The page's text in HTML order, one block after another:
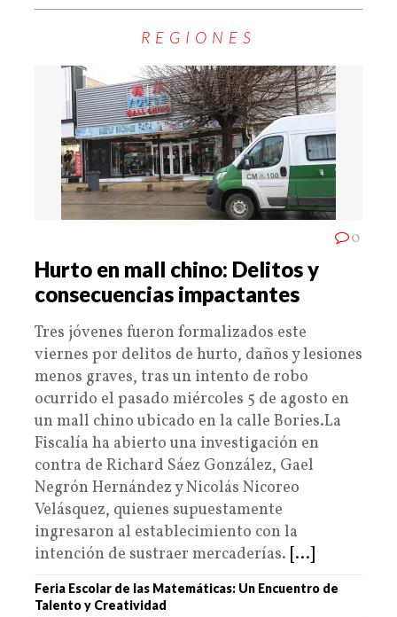
REGIONES
0
Hurto en mall chino: Delitos y
consecuencias impactantes
Tres jóvenes fueron formalizados este
viernes por delitos de hurto, daños y lesiones
menos graves, tras un intento de robo
ocurrido el pasado miércoles 5 de agosto en
un mall chino ubicado en la calle Bories.La
Fiscalía ha abierto una investigación en
contra de Richard Sáez González, Gael
Negrón Hernández y Nicolás Nicoreo
Velásquez, quienes supuestamente
ingresaron al establecimiento con la
intención de sustraer mercaderías. [...]
Feria Escolar de las Matemáticas: Un Encuentro de
Talento y Creatividad